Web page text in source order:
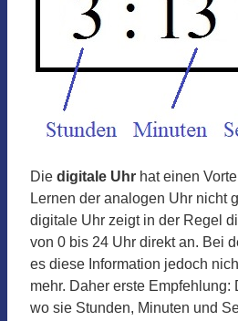
Die digitale Uhr hat einen
Lernen der analogen Uhr nicht
digitale Uhr zeigt in der Regel
von 0 bis 24 Uhr direkt an. Bei
es diese Information jedoch
mehr. Daher erste Empfehlung:
wo sie Stunden, Minuten und